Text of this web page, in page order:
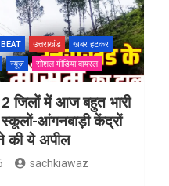
उत्तराखंड
खबर हटकर
न्यूज़ सोशल मीडिया वायरल
जिलों में आज बहुत भारी
स्कूलों-आंगनबाड़ी केंद्रों
की ये अपील
sachkiawaz